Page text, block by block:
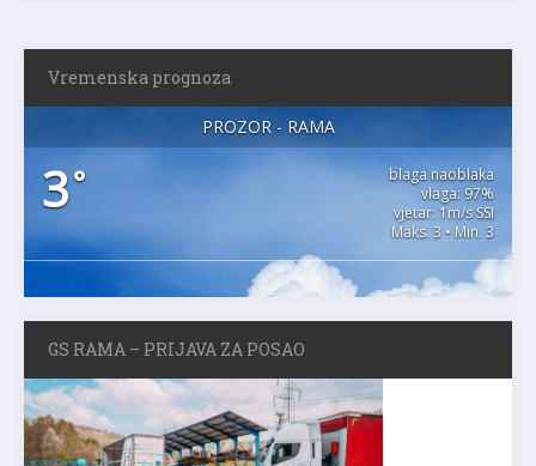
Vremenska prognoza
PROZOR - RAMA
3°
blaga naoblaka
vlaga: 97%
vjetar: 1m/s SSI
Maks. 3 • Min. 3
GS RAMA – PRIJAVA ZA POSAO